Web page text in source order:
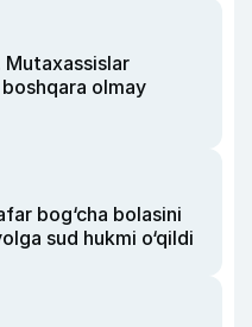
Mutaxassislar
olmay
bog‘cha bolasini
sud hukmi o‘qildi